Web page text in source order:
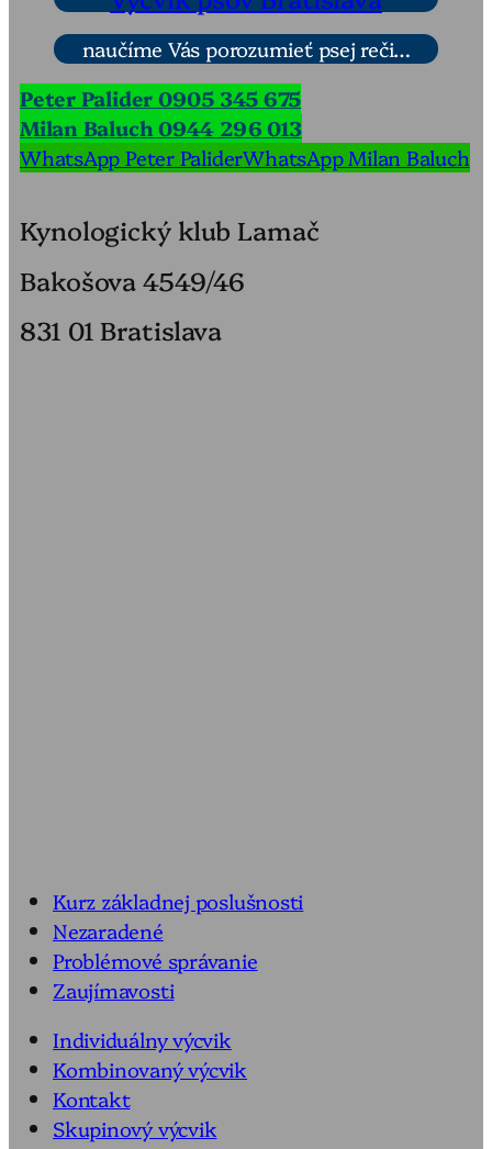
naučíme Vás porozumieť psej reči…
Peter Palider 0905 345 675
Milan Baluch 0944 296 013
WhatsApp Peter PaliderWhatsApp Milan Baluch
Kynologický klub Lamač
Bakošova 4549/46
831 01 Bratislava
Kurz základnej poslušnosti
Nezaradené
Problémové správanie
Zaujímavosti
Individuálny výcvik
Kombinovaný výcvik
Kontakt
Skupinový výcvik